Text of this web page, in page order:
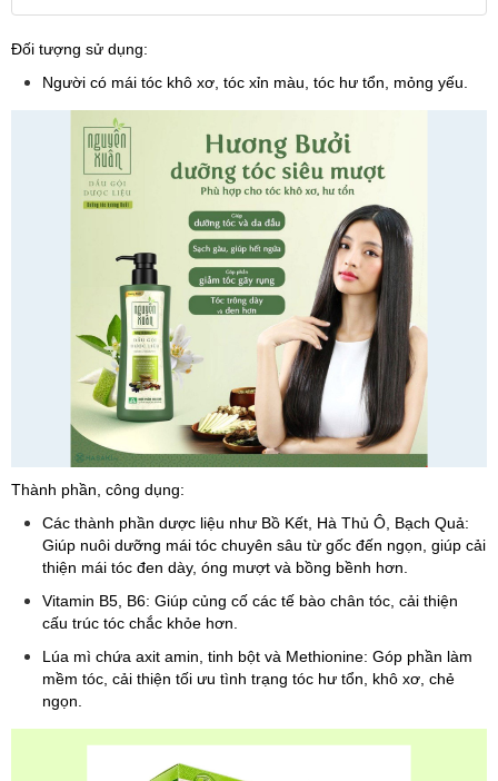
Đối tượng sử dụng:
Người có mái tóc khô xơ, tóc xỉn màu, tóc hư tổn, mỏng yếu.
Thành phần, công dụng:
Các thành phần dược liệu như Bồ Kết, Hà Thủ Ô, Bạch Quả:
Giúp nuôi dưỡng mái tóc chuyên sâu từ gốc đến ngọn, giúp cải
thiện mái tóc đen dày, óng mượt và bồng bềnh hơn.
Vitamin B5, B6: Giúp củng cố các tế bào chân tóc, cải thiện
cấu trúc tóc chắc khỏe hơn.
Lúa mì chứa axit amin, tinh bột và Methionine: Góp phần làm
mềm tóc, cải thiện tối ưu tình trạng tóc hư tổn, khô xơ, chẻ
ngọn.